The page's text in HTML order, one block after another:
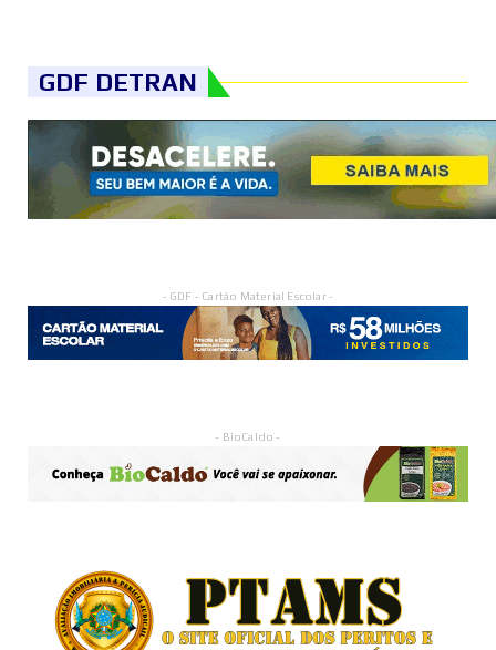
GDF DETRAN
- GDF - Cartão Material Escolar -
- BioCaldo -